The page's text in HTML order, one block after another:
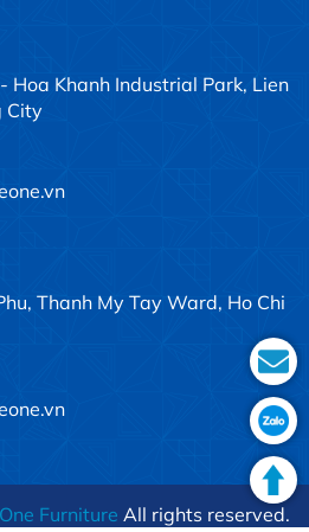
Hoa Khanh Industrial Park, Lien
City
Thanh My Tay Ward, Ho Chi
Furniture All rights reserved.